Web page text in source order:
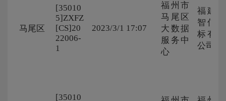
马尾区
[35010
5]ZXFZ
[CS]20
22006-
1
2023/3/1 17:07
福州市
马尾区
大数据
服务中
心
福建省
智信招
标有限
公司
[35010